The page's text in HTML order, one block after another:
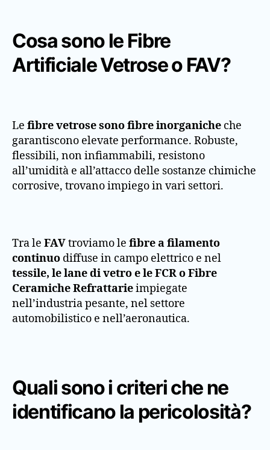
Cosa sono le Fibre
Artificiale Vetrose o FAV?
Le fibre vetrose sono fibre inorganiche che
garantiscono elevate performance. Robuste,
flessibili, non infiammabili, resistono
all’umidità e all’attacco delle sostanze chimiche
corrosive, trovano impiego in vari settori.
Tra le FAVtroviamo le fibre a filamento
continuo diffuse in campo elettrico e nel
tessile, le lane di vetro e le FCR o Fibre
Ceramiche Refrattarieimpiegate
nell’industria pesante, nel settore
automobilistico e nell’aeronautica.
Quali sono i criteri che ne
identificano la pericolosità?